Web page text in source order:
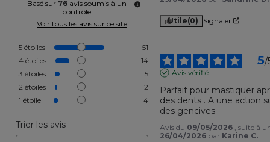
Basé sur 76 avis soumis à un
contrôle
Voir tous les avis sur ce site
5 étoiles
51
4 étoiles
14
3 étoiles
5
2 étoiles
2
1 étoile 4
Trier les avis
Utile(0) Signaler
5/
Avis vérifié
Parfait pour mastiquer
des dents . A une action
des gencives
Avis du 09/05/2026 , suite à
26/04/2026 par Karine C.